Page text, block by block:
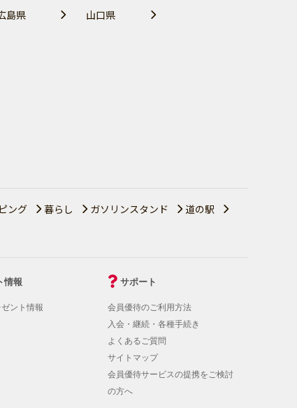
島県
山口県
ング 暮らし ガソリンスタンド
道の駅
情報
ント情報
サポート
会員優待のご利用方法
入会・継続・各種手続き
よくあるご質問
サイトマップ
会員優待サービスの提携をご検討
の方へ